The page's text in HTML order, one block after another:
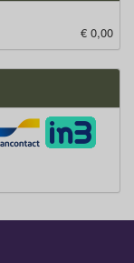
€ 0,00